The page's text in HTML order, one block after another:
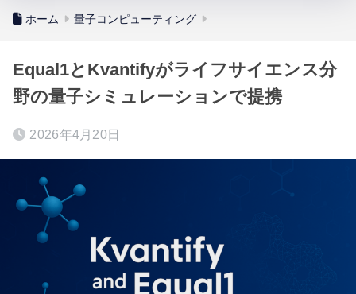
ホーム 量子コンピューティング
Equal1とKvantifyがライフサイエンス分
野の量子シミュレーションで提携
2026年4月20日